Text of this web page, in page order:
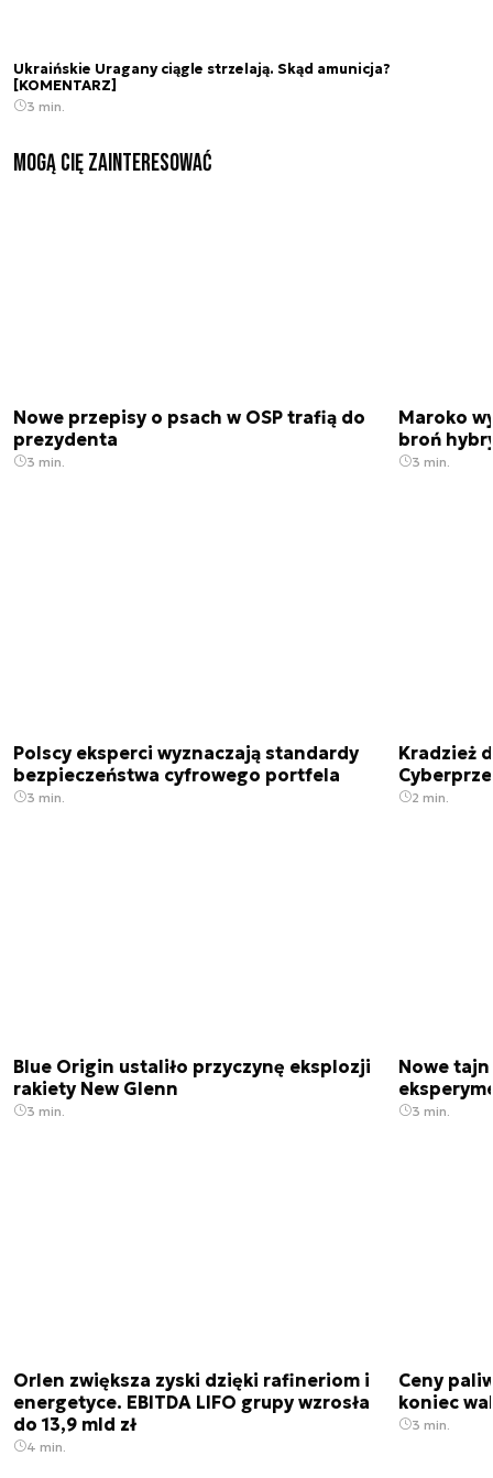
Ukraińskie Uragany ciągle strzelają. Skąd amunicja?
[KOMENTARZ]
3 min.
Mogą Cię zainteresować
Nowe przepisy o psach w OSP trafią do
prezydenta
3 min.
Maroko
broń
3 min.
Polscy eksperci wyznaczają standardy
bezpieczeństwa cyfrowego portfela
3 min.
Kradzież
2 min.
Blue Origin ustaliło przyczynę eksplozji
rakiety New Glenn
3 min.
Nowe
3 min.
Orlen zwiększa zyski dzięki rafineriom i
energetyce. EBITDA LIFO grupy wzrosła
do 13,9 mld zł
4 min.
Ceny
koniec
3 min.